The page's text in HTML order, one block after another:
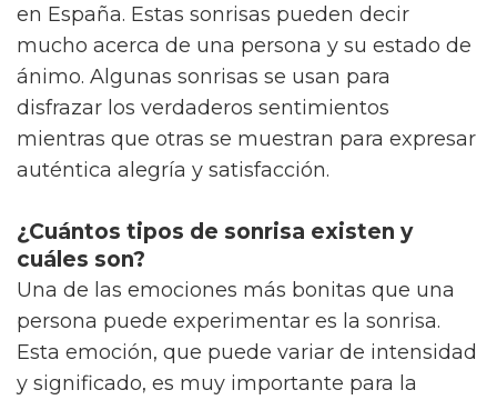
en España. Estas sonrisas pueden decir
mucho acerca de una persona y su estado de
ánimo. Algunas sonrisas se usan para
disfrazar los verdaderos sentimientos
mientras que otras se muestran para expresar
auténtica alegría y satisfacción.
¿Cuántos tipos de sonrisa existen y
cuáles son?
Una de las emociones más bonitas que una
persona puede experimentar es la sonrisa.
Esta emoción, que puede variar de intensidad
y significado, es muy importante para la